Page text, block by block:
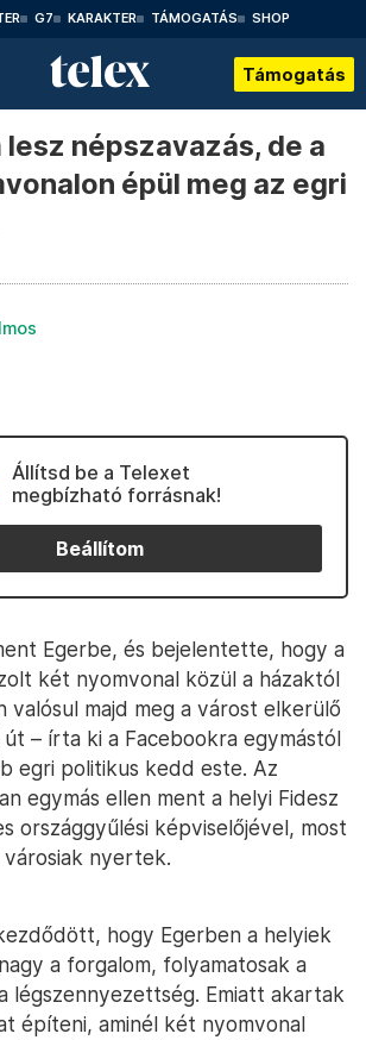
G7 KARAKTER TÁMOGATÁS SHOP
Támogatás
lesz népszavazás, de a
épül meg az egri
Állítsd be a Telexet
megbízható forrásnak!
Beállítom
Egerbe, és bejelentette, hogy a
két nyomvonal közül a házaktól
valósul majd meg a várost elkerülő
– írta ki a Facebookra egymástól
egri politikus kedd este. Az
egymás ellen ment a helyi Fidesz
országgyűlési képviselőjével, most
nyertek.
hogy Egerben a helyiek
a forgalom, folyamatosak a
légszennyezettség. Emiatt akartak
építeni, aminél két nyomvonal